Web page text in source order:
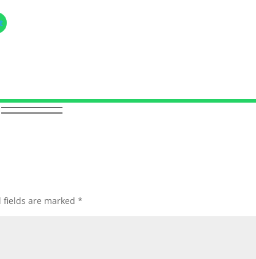
fields are marked*